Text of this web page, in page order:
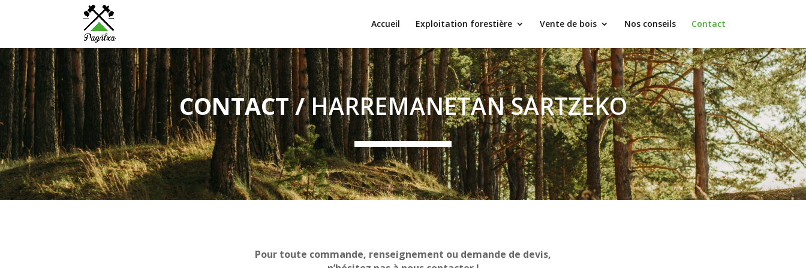
Accueil Exploitation forestière Vente de bois Nos conseils Contact
CONTACT /HARREMANETAN SARTZEKO
Pour toute commande, renseignement ou demande de devis,